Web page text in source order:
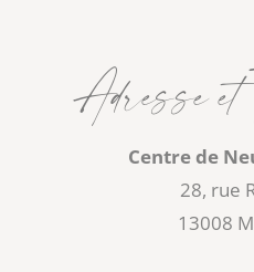
Adresse
Centre de
28, rue
13008